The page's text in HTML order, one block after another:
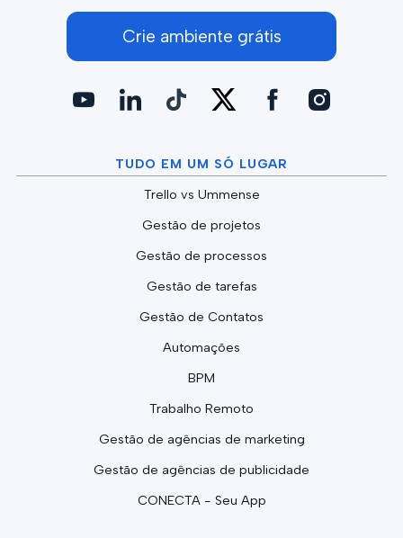
Crie ambiente grátis
TUDO EM UM SÓ LUGAR
Trello vs Ummense
Gestão de projetos
Gestão de processos
Gestão de tarefas
Gestão de Contatos
Automações
BPM
Trabalho Remoto
Gestão de agências de marketing
Gestão de agências de publicidade
CONECTA - Seu App